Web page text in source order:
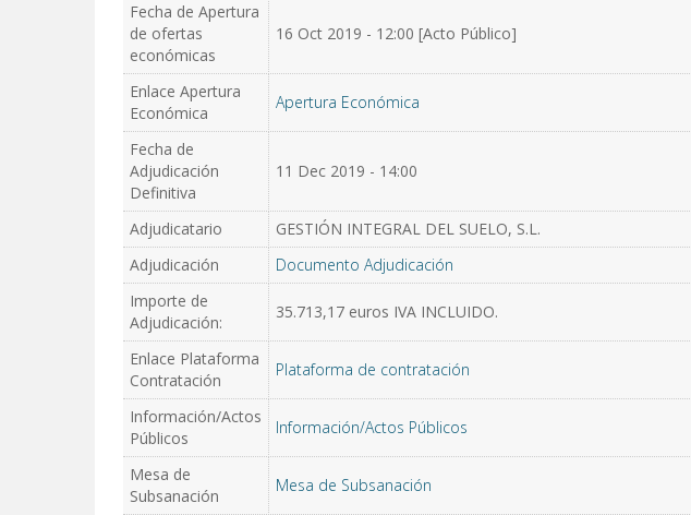
Fecha de Apertura
de ofertas
económicas
16 Oct 2019 - 12:00 [Acto Público]
Enlace Apertura
Económica
Apertura Económica
Fecha de
Adjudicación
Definitiva
11 Dec 2019 - 14:00
Adjudicatario
GESTIÓN INTEGRAL DEL SUELO, S.L.
Adjudicación
Documento Adjudicación
Importe de
Adjudicación:
35.713,17 euros IVA INCLUIDO.
Enlace Plataforma
Contratación
Plataforma de contratación
Información/Actos
Públicos
Información/Actos Públicos
Mesa de
Subsanación
Mesa de Subsanación